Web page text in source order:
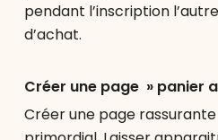
pendant l’inscription
d’achat.
Créer une page » panier
Créer une page